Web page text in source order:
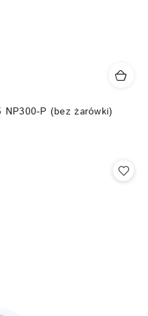
NP300-P (bez żarówki)